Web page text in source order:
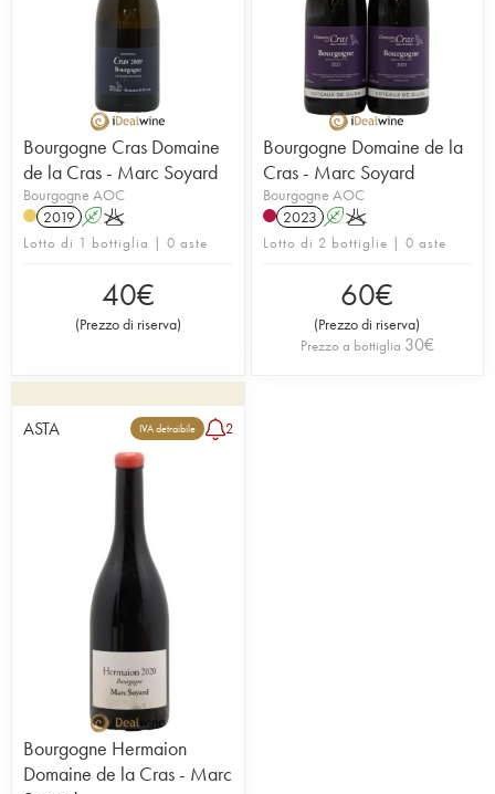
Bourgogne Cras Domaine
de la Cras - Marc Soyard
Bourgogne AOC
2019 AK
Lotto di 1 bottiglia | 0 aste
40€
(Prezzo di riserva)
Bourgogne Domaine de la
Cras - Marc Soyard
Bourgogne AOC
2023 AK
Lotto di 2 bottiglie | 0 aste
60€
(Prezzo di riserva)
Prezzo a bottiglia 30€
ASTA IVA detraibile 2
Bourgogne Hermaion
Domaine de la Cras - Marc